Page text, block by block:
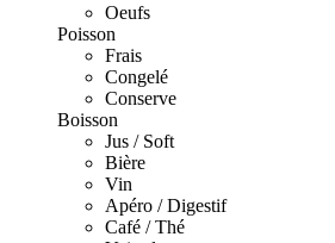
Oeufs
Poisson
Frais
Congelé
Conserve
Boisson
Jus / Soft
Bière
Vin
Apéro / Digestif
Café / Thé